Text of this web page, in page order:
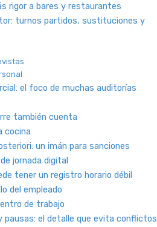
rigor a bares y restaurantes
turnos partidos, sustituciones y
el foco de muchas auditorías
también cuenta
cocina
un imán para sanciones
jornada digital
tener un registro horario débil
del empleado
de trabajo
pausas: el detalle que evita conflictos